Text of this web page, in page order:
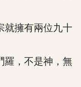
擁有兩位九十
，不是神，無